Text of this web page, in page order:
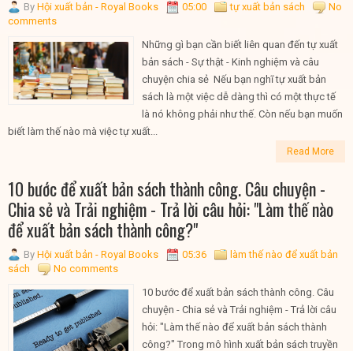
By Hội xuất bản - Royal Books 05:00 tự xuất bản sách
No
comments
Những gì bạn cần biết liên quan đến tự xuất
bản sách - Sự thật - Kinh nghiệm và câu
chuyện chia sẻ Nếu bạn nghĩ tự xuất bản
sách là một việc dễ dàng thì có một thực tế
là nó không phải như thế. Còn nếu bạn muốn
biết làm thế nào mà việc tự xuất...
Read More
10 bước để xuất bản sách thành công. Câu chuyện -
Chia sẻ và Trải nghiệm - Trả lời câu hỏi: "Làm thế nào
để xuất bản sách thành công?"
By Hội xuất bản - Royal Books 05:36
làm thế nào để xuất bản
sách
No comments
10 bước để xuất bản sách thành công. Câu
chuyện - Chia sẻ và Trải nghiệm - Trả lời câu
hỏi: "Làm thế nào để xuất bản sách thành
công?" Trong mô hình xuất bản sách truyền